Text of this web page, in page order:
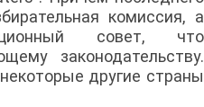
комиссия, а
совет, что
законодательству.
другие страны